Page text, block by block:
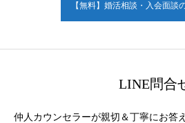
【無料】婚活相談・入会面談
LINE問合
仲人カウンセラーが親切＆丁寧にお答